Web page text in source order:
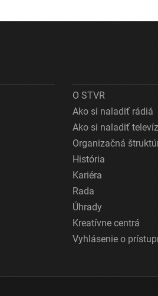
O STVR
Ako si naladiť rádiá
Ako si naladiť
Organizačná
História
Kariéra
Rada
Úhrady
Kreatívne centrá
Vyhlásenie o